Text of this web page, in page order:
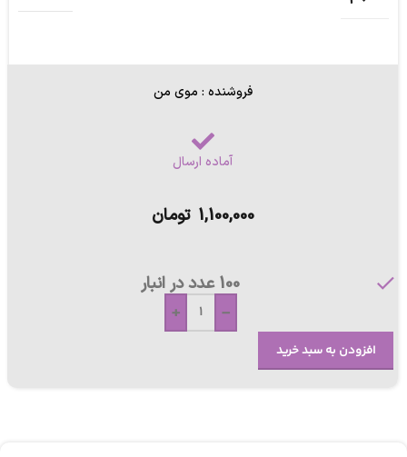
فروشنده : موی من
آماده ارسال
1,100,000 تومان
100 عدد در انبار
-
+
افزودن به سبد خرید